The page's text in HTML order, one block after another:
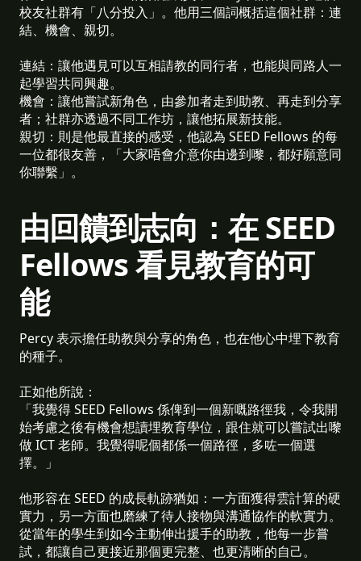
校友社群有「八分投入」。他用三個詞概括這個社群：連
結、機會、親切。
連結：讓他遇見可以互相請教的同行者，也能與同路人一
起學習共同興趣。
機會：讓他嘗試新角色，由參加者走到助教、再走到分享
者；社群亦透過不同工作坊，讓他拓展新技能。
親切：則是他最直接的感受，他認為 SEED Fellows 的每
一位都很友善，「大家唔會介意你由邊到嚟，都好願意同
你聯繫」。
由回饋到志向：在 SEED
Fellows 看見教育的可
能
Percy 表示擔任助教與分享的角色，也在他心中埋下教育
的種子。
正如他所說：
「我覺得 SEED Fellows 係俾到一個新嘅路徑我，令我開
始考慮之後有機會想讀埋教育學位，跟住就可以嘗試出嚟
做 ICT 老師。我覺得呢個都係一個路徑，多咗一個選
擇。」
他形容在 SEED 的成長軌跡猶如：一方面獲得雲計算的硬
實力，另一方面也磨練了待人接物與溝通協作的軟實力。
從當年的學生到如今主動伸出援手的助教，他每一步嘗
試，都讓自己更接近那個更完整、也更清晰的自己。